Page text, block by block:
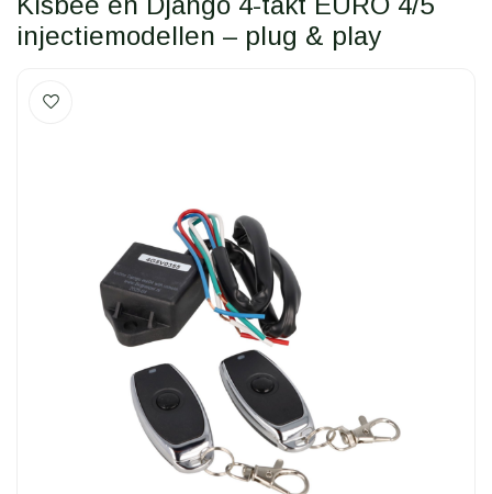
injectiemodellen – plug & play